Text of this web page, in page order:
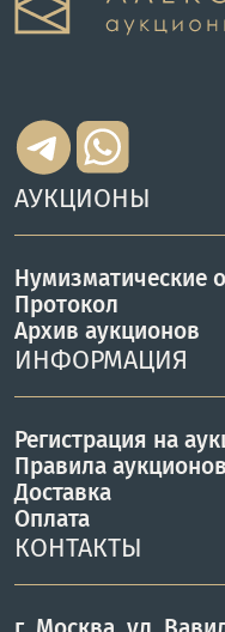
АУКЦИОНЫ
Нумизматические
Протокол
Архив аукционов
ИНФОРМАЦИЯ
Регистрация на
Правила аукционов
Доставка
Оплата
КОНТАКТЫ